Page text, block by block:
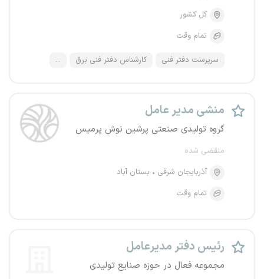
کل کشور
تمام وقت
سرپرست دفتر فنی کارشناس دفتر فنی برق ...
منشی مدیر عامل
گروه تولیدی صنعتی پرشین نوش پرمیس
منقضی شده
آذربایجان شرقی
بستان آباد
تمام وقت
رئیس دفتر مدیرعامل
مجموعه فعال در حوزه صنایع تولیدی